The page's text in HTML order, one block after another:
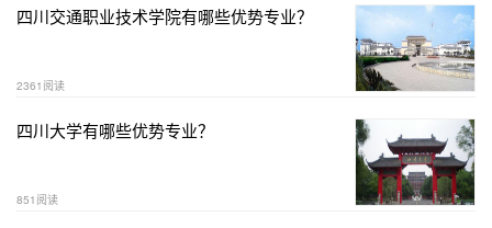
四川交通职业技术学院有哪些优势专业？
2361阅读
四川大学有哪些优势专业？
851阅读